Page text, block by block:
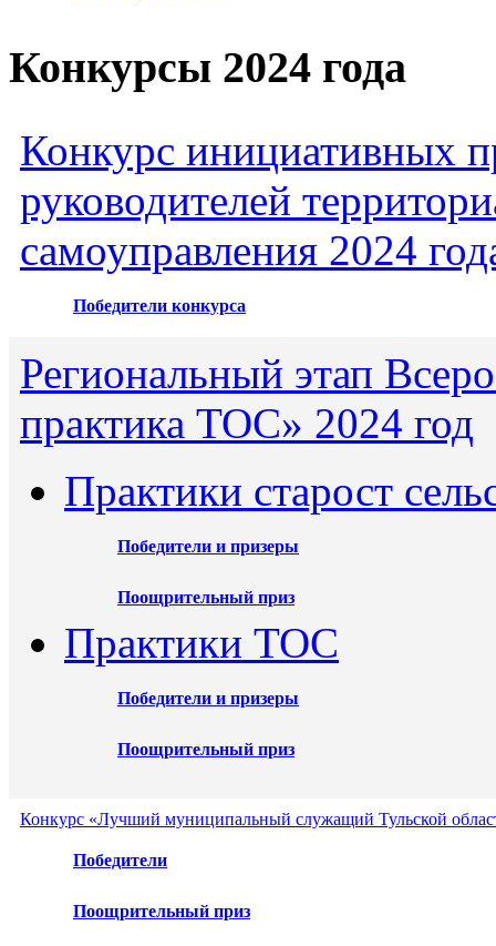
Конкурсы 2024 года
Конкурс инициативных
руководителей
самоуправления 2024
Победители конкурса
Региональный этап
практика ТОС» 2024 год
Практики старост
Победители и призеры
Поощрительный приз
Практики ТОС
Победители и призеры
Поощрительный приз
Конкурс «Лучший муниципальный служащий Тульской
Победители
Поощрительный приз